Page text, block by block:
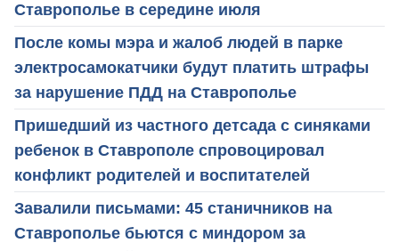
Ставрополье в середине июля
После комы мэра и жалоб людей в парке
электросамокатчики будут платить штрафы
за нарушение ПДД на Ставрополье
Пришедший из частного детсада с синяками
ребенок в Ставрополе спровоцировал
конфликт родителей и воспитателей
Завалили письмами: 45 станичников на
Ставрополье бьются с миндором за